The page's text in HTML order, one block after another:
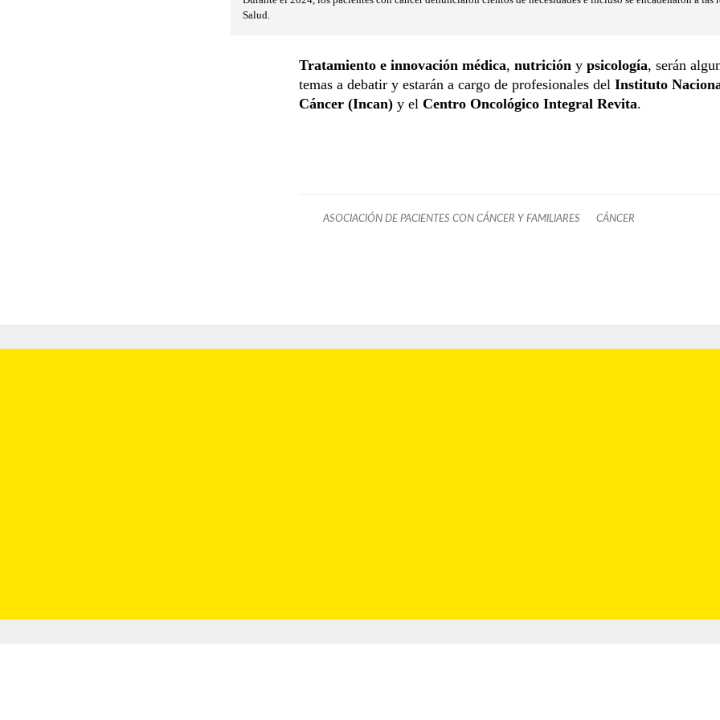
Salud.
Tratamiento e innovación médica, nutrición y psicología, serán
temas a debatir y estarán a cargo de profesionales del Instituto
Cáncer (Incan) y el Centro Oncológico Integral Revita.
ASOCIACIÓN DE PACIENTES CON CÁNCER Y FAMILIARES CÁNCER